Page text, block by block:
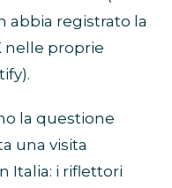
abbia registrato la
nelle proprie
la questione
una visita
Italia: i riflettori